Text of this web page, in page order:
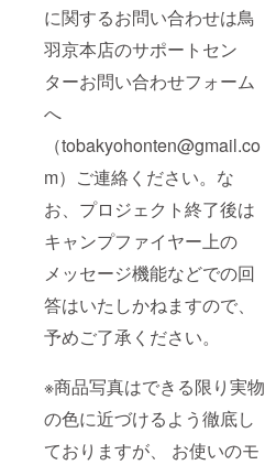
に関するお問い合わせは鳥
羽京本店のサポートセン
ターお問い合わせフォーム
へ
（tobakyohonten@gmail.co
m）ご連絡ください。な
お、プロジェクト終了後は
キャンプファイヤー上の
メッセージ機能などでの回
答はいたしかねますので、
予めご了承ください。
※商品写真はできる限り実物
の色に近づけるよう徹底し
ておりますが、 お使いのモ